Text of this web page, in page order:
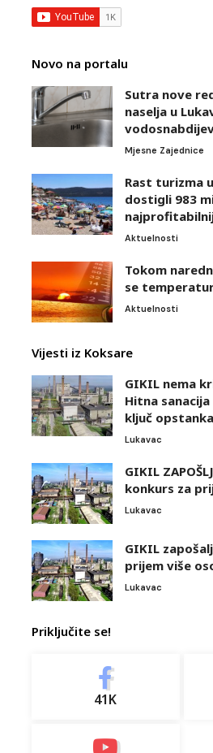
Novo na portalu
Sutra nove
naselja u
Mjesne Zajednice
Rast turizma
dostigli 983
Aktuelnosti
Tokom
se
Aktuelnosti
Vijesti iz Koksare
GIKIL nema
Hitna
ključ
Lukavac
GIKIL
konkurs za
Lukavac
GIKIL
prijem više
Lukavac
Priključite se!
41K